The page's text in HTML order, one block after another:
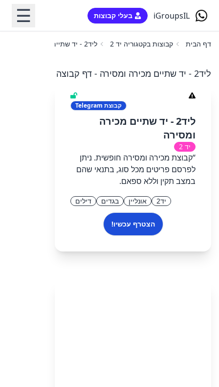
iGroupsIL בעלי קבוצות ☰
דף הבית קבוצות בקטגוריה יד 2 ליד2 - יד שתיים מכירה ומסירה
ליד2 - יד שתיים מכירה ומסירה - דף קבוצה
קבוצת
ליד2 - יד שתיים מכירה
ומסירה
יד 2
“קבוצת מכירה ומסירה חופשית. ניתן
לפרסם פריטים מכל סוג, בתנאי שהם
במצב תקין וללא ספאם.
יד2 אונליין בגדים דילים
הצטרף עכשיו!